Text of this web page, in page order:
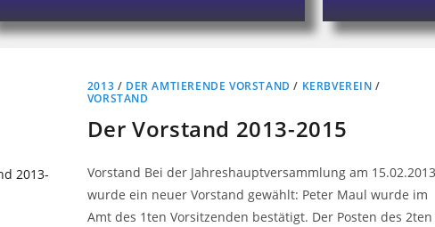
2013 / DER AMTIERENDE VORSTAND / KERBVEREIN /
VORSTAND
Der Vorstand 2013-2015
Vorstand Bei der Jahreshauptversammlung am 15.02.2013
wurde ein neuer Vorstand gewählt: Peter Maul wurde im
Amt des 1ten Vorsitzenden bestätigt. Der Posten des 2ten